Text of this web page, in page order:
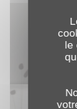
le